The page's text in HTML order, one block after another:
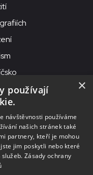
Budějovice
Purcnerova 62, 676 02
schránky: chjn2kd
×
používají
návštěvnosti používáme
našich stránek také
partnery, kteří je mohou
jim poskytli nebo které
Zásady ochrany